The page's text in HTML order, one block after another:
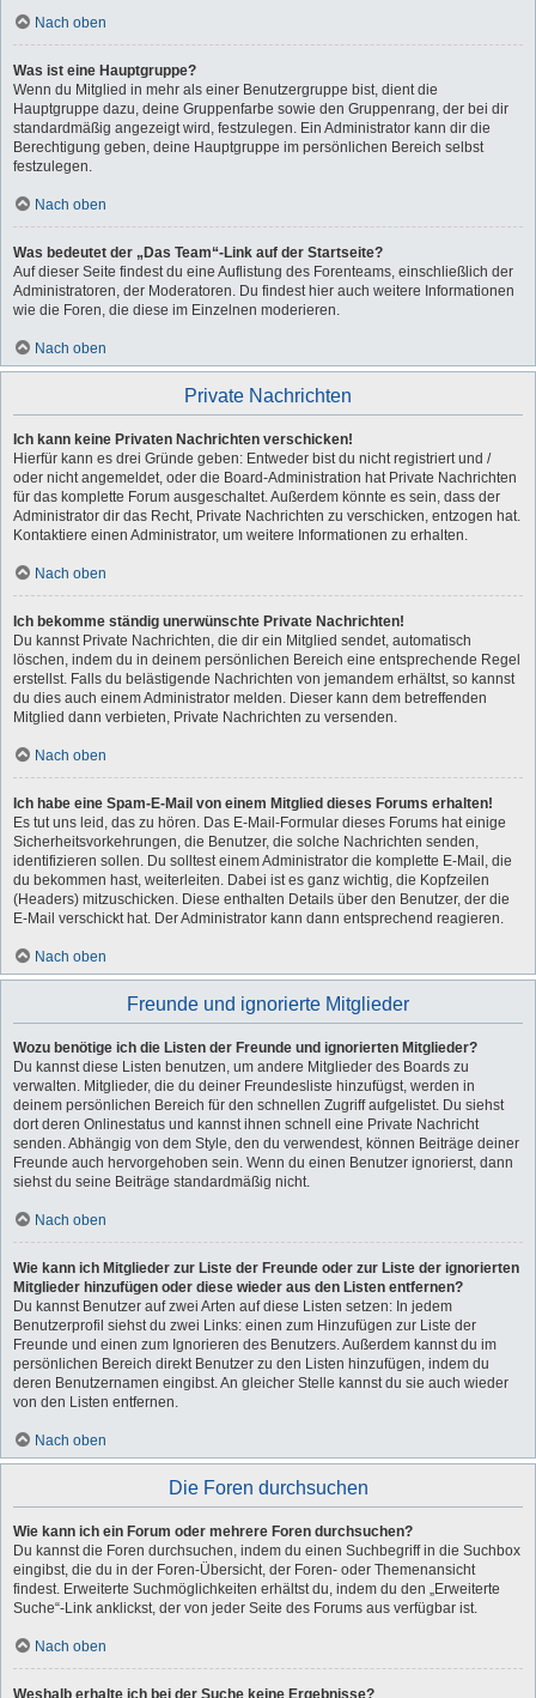
Nach oben
Was ist eine Hauptgruppe?
Wenn du Mitglied in mehr als einer Benutzergruppe bist, dient die
Hauptgruppe dazu, deine Gruppenfarbe sowie den Gruppenrang, der bei dir
standardmäßig angezeigt wird, festzulegen. Ein Administrator kann dir die
Berechtigung geben, deine Hauptgruppe im persönlichen Bereich selbst
festzulegen.
Nach oben
Was bedeutet der „Das Team“-Link auf der Startseite?
Auf dieser Seite findest du eine Auflistung des Forenteams, einschließlich der
Administratoren, der Moderatoren. Du findest hier auch weitere Informationen
wie die Foren, die diese im Einzelnen moderieren.
Nach oben
Private Nachrichten
Ich kann keine Privaten Nachrichten verschicken!
Hierfür kann es drei Gründe geben: Entweder bist du nicht registriert und /
oder nicht angemeldet, oder die Board-Administration hat Private Nachrichten
für das komplette Forum ausgeschaltet. Außerdem könnte es sein, dass der
Administrator dir das Recht, Private Nachrichten zu verschicken, entzogen hat.
Kontaktiere einen Administrator, um weitere Informationen zu erhalten.
Nach oben
Ich bekomme ständig unerwünschte Private Nachrichten!
Du kannst Private Nachrichten, die dir ein Mitglied sendet, automatisch
löschen, indem du in deinem persönlichen Bereich eine entsprechende Regel
erstellst. Falls du belästigende Nachrichten von jemandem erhältst, so kannst
du dies auch einem Administrator melden. Dieser kann dem betreffenden
Mitglied dann verbieten, Private Nachrichten zu versenden.
Nach oben
Ich habe eine Spam-E-Mail von einem Mitglied dieses Forums erhalten!
Es tut uns leid, das zu hören. Das E-Mail-Formular dieses Forums hat einige
Sicherheitsvorkehrungen, die Benutzer, die solche Nachrichten senden,
identifizieren sollen. Du solltest einem Administrator die komplette E-Mail, die
du bekommen hast, weiterleiten. Dabei ist es ganz wichtig, die Kopfzeilen
(Headers) mitzuschicken. Diese enthalten Details über den Benutzer, der die
E-Mail verschickt hat. Der Administrator kann dann entsprechend reagieren.
Nach oben
Freunde und ignorierte Mitglieder
Wozu benötige ich die Listen der Freunde und ignorierten Mitglieder?
Du kannst diese Listen benutzen, um andere Mitglieder des Boards zu
verwalten. Mitglieder, die du deiner Freundesliste hinzufügst, werden in
deinem persönlichen Bereich für den schnellen Zugriff aufgelistet. Du siehst
dort deren Onlinestatus und kannst ihnen schnell eine Private Nachricht
senden. Abhängig von dem Style, den du verwendest, können Beiträge deiner
Freunde auch hervorgehoben sein. Wenn du einen Benutzer ignorierst, dann
siehst du seine Beiträge standardmäßig nicht.
Nach oben
Wie kann ich Mitglieder zur Liste der Freunde oder zur Liste der ignorierten
Mitglieder hinzufügen oder diese wieder aus den Listen entfernen?
Du kannst Benutzer auf zwei Arten auf diese Listen setzen: In jedem
Benutzerprofil siehst du zwei Links: einen zum Hinzufügen zur Liste der
Freunde und einen zum Ignorieren des Benutzers. Außerdem kannst du im
persönlichen Bereich direkt Benutzer zu den Listen hinzufügen, indem du
deren Benutzernamen eingibst. An gleicher Stelle kannst du sie auch wieder
von den Listen entfernen.
Nach oben
Die Foren durchsuchen
Wie kann ich ein Forum oder mehrere Foren durchsuchen?
Du kannst die Foren durchsuchen, indem du einen Suchbegriff in die Suchbox
eingibst, die du in der Foren-Übersicht, der Foren- oder Themenansicht
findest. Erweiterte Suchmöglichkeiten erhältst du, indem du den „Erweiterte
Suche“-Link anklickst, der von jeder Seite des Forums aus verfügbar ist.
Nach oben
Weshalb erhalte ich bei der Suche keine Ergebnisse?